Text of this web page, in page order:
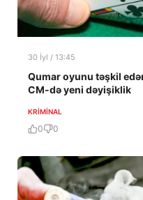
30 İyl / 13:45
Qumar oyunu təşkil
CM-də yeni dəyişiklik
KRIMINAL
0 0